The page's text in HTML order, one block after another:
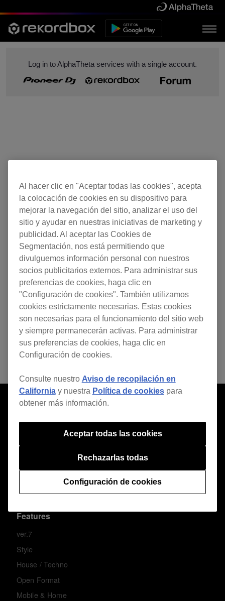
Log in to AlphaTheta services with a single account.
Español
Features
ver.7
Style
House / Techno
Open Format
Mobile & Home
Al hacer clic en "Aceptar todas las cookies", acepta
la colocación de cookies en su dispositivo para
mejorar la navegación del sitio, analizar el uso del
sitio y ayudar en nuestras iniciativas de marketing y
publicidad. Al aceptar las Cookies de
Segmentación, nos está permitiendo que
divulguemos información personal con nuestros
socios publicitarios externos. Para administrar sus
preferencias de cookies, haga clic en
"Configuración de cookies". También utilizamos
cookies estrictamente necesarias. Estas cookies
son necesarias para el funcionamiento del sitio web
y siempre permanecerán activas. Para administrar
sus preferencias de cookies, haga clic en
Configuración de cookies.
Consulte nuestro Aviso de recopilación en
Californiay nuestra Política de cookiespara
obtener más información.
Configuración de cookies
Rechazarlas todas
Aceptar todas las cookies